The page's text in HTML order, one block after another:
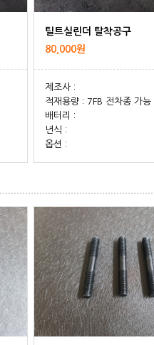
틸트실린더 탈착공구
80,000원
제조사 :
적재용량 : 7FB 전차종 가능
배터리 :
년식 :
옵션 :